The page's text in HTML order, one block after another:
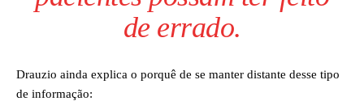
de errado.
Drauzio ainda explica o porquê de se manter distante desse tipo
de informação: